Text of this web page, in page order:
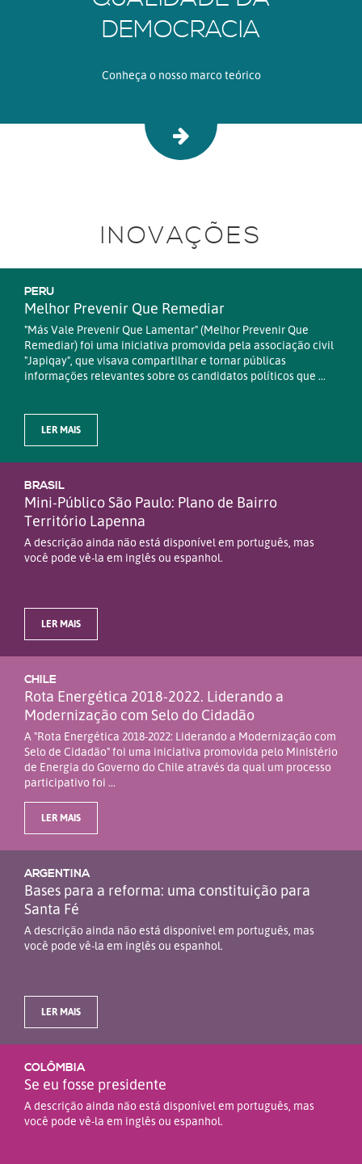
DEMOCRACIA
Conheça o nosso marco teórico
INOVAÇÕES
PERU
Melhor Prevenir Que Remediar
"Más Vale Prevenir Que Lamentar" (Melhor Prevenir Que
Remediar) foi uma iniciativa promovida pela associação civil
"Japiqay", que visava compartilhar e tornar públicas
informações relevantes sobre os candidatos políticos que ...
LER MAIS
BRASIL
Mini-Público São Paulo: Plano de Bairro
Território Lapenna
A descrição ainda não está disponível em português, mas
você pode vê-la em inglês ou espanhol.
LER MAIS
CHILE
Rota Energética 2018-2022. Liderando a
Modernização com Selo do Cidadão
A "Rota Energética 2018-2022: Liderando a Modernização com
Selo de Cidadão" foi uma iniciativa promovida pelo Ministério
de Energia do Governo do Chile através da qual um processo
participativo foi ...
LER MAIS
ARGENTINA
Bases para a reforma: uma constituição para
Santa Fé
A descrição ainda não está disponível em português, mas
você pode vê-la em inglês ou espanhol.
LER MAIS
COLÔMBIA
Se eu fosse presidente
A descrição ainda não está disponível em português, mas
você pode vê-la em inglês ou espanhol.